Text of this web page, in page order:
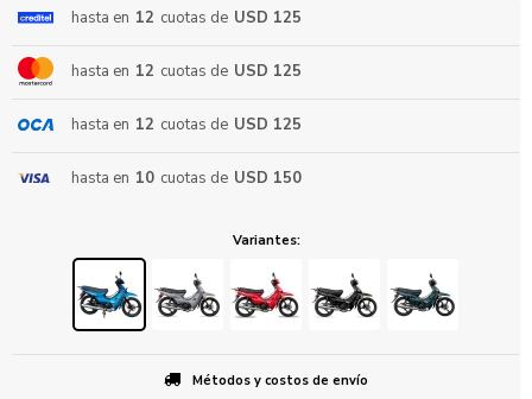
hasta en 12 cuotas de USD 125
hasta en 12 cuotas de USD 125
hasta en 12 cuotas de USD 125
hasta en 10 cuotas de USD 150
Variantes:
Métodos y costos de envío